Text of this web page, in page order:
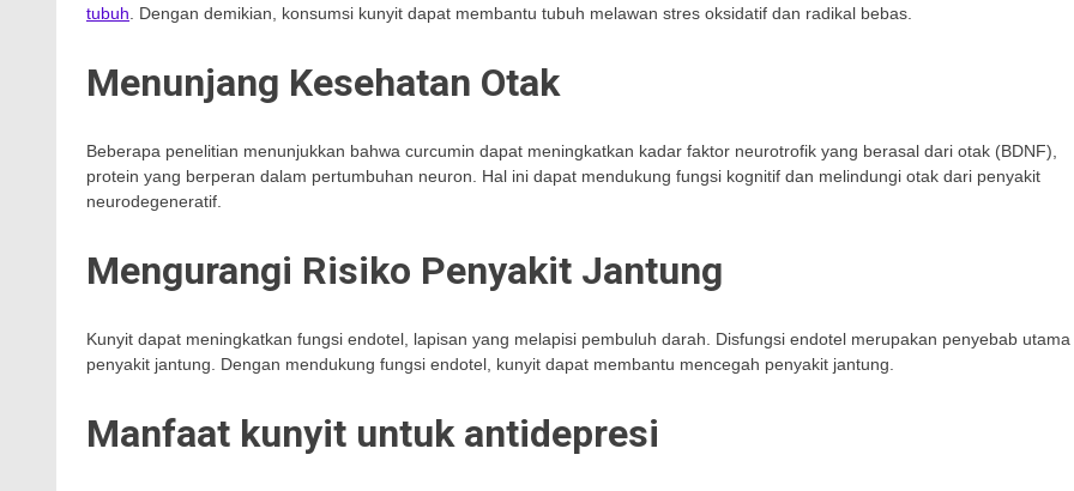
tubuh. Dengan demikian, konsumsi kunyit dapat membantu tubuh melawan stres oksidatif dan radikal bebas.
Menunjang Kesehatan Otak
Beberapa penelitian menunjukkan bahwa curcumin dapat meningkatkan kadar faktor neurotrofik yang berasal dari otak (BDNF),
protein yang berperan dalam pertumbuhan neuron. Hal ini dapat mendukung fungsi kognitif dan melindungi otak dari penyakit
neurodegeneratif.
Mengurangi Risiko Penyakit Jantung
Kunyit dapat meningkatkan fungsi endotel, lapisan yang melapisi pembuluh darah. Disfungsi endotel merupakan penyebab utama
penyakit jantung. Dengan mendukung fungsi endotel, kunyit dapat membantu mencegah penyakit jantung.
Manfaat kunyit untuk antidepresi